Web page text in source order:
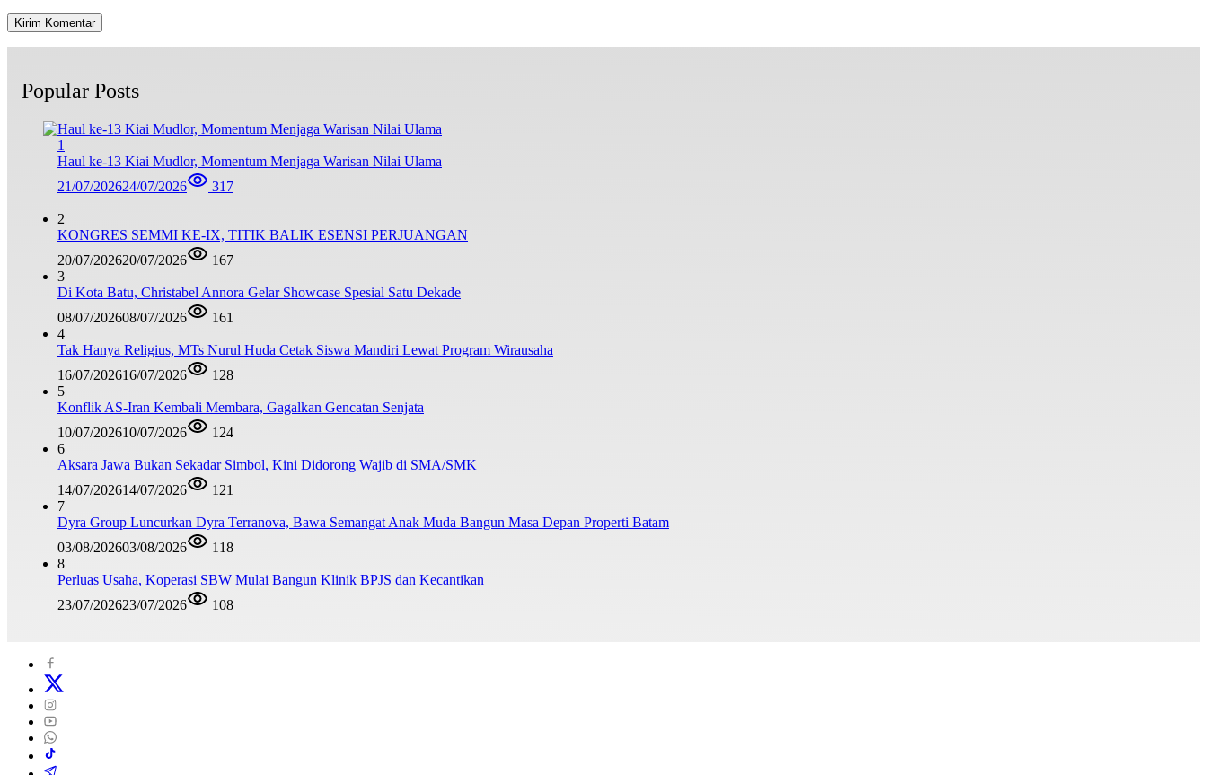
Popular Posts
1
Haul ke-13 Kiai Mudlor, Momentum Menjaga Warisan Nilai Ulama
21/07/202624/07/2026 317
2
KONGRES SEMMI KE-IX, TITIK BALIK ESENSI PERJUANGAN
20/07/202620/07/2026
167
3
Di Kota Batu, Christabel Annora Gelar Showcase Spesial Satu Dekade
08/07/202608/07/2026
161
4
Tak Hanya Religius, MTs Nurul Huda Cetak Siswa Mandiri Lewat Program Wirausaha
16/07/202616/07/2026
128
5
Konflik AS-Iran Kembali Membara, Gagalkan Gencatan Senjata
10/07/202610/07/2026
124
6
Aksara Jawa Bukan Sekadar Simbol, Kini Didorong Wajib di SMA/SMK
14/07/202614/07/2026
121
7
Dyra Group Luncurkan Dyra Terranova, Bawa Semangat Anak Muda Bangun Masa Depan Properti Batam
03/08/202603/08/2026
118
8
Perluas Usaha, Koperasi SBW Mulai Bangun Klinik BPJS dan Kecantikan
23/07/202623/07/2026 108